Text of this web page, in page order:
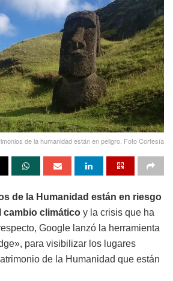
de la humanidad están en peligro. Foto Cortesía
de la Humanidad están en riesgo
cambio climático y la crisis que ha
Google lanzó la herramienta
para visibilizar los lugares
de la Humanidad que están